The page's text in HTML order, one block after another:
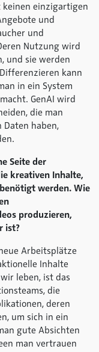
keinen einzigartigen
und
und
Nutzung wird
und sie werden
kann
in ein System
GenAI wird
die man
Daten haben,
Seite der
kreativen Inhalte,
werden. Wie
produzieren,
ist?
Arbeitsplätze
Inhalte
leben, ist das
die
deren
um sich in ein
gute Absichten
man vertrauen